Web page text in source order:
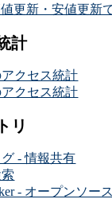
更新・安値更新
計
クセス統計
クセス統計
リ
- 情報共有
- オープンソー